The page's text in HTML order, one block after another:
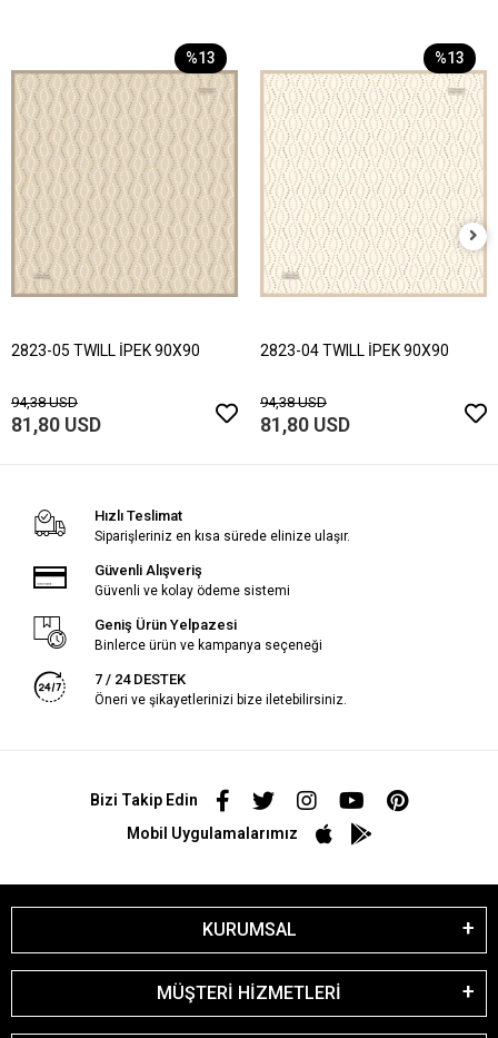
%13
2823-05 TWILL İPEK 90X90
94,38 USD
81,80 USD
%13
2823-04 TWILL İPEK 90X90
94,38 USD
81,80 USD
Hızlı Teslimat
Siparişleriniz en kısa sürede elinize ulaşır.
Güvenli Alışveriş
Güvenli ve kolay ödeme sistemi
Geniş Ürün Yelpazesi
Binlerce ürün ve kampanya seçeneği
7 / 24 DESTEK
Öneri ve şikayetlerinizi bize iletebilirsiniz.
Bizi Takip Edin
Mobil Uygulamalarımız
KURUMSAL
MÜŞTERİ HİZMETLERİ